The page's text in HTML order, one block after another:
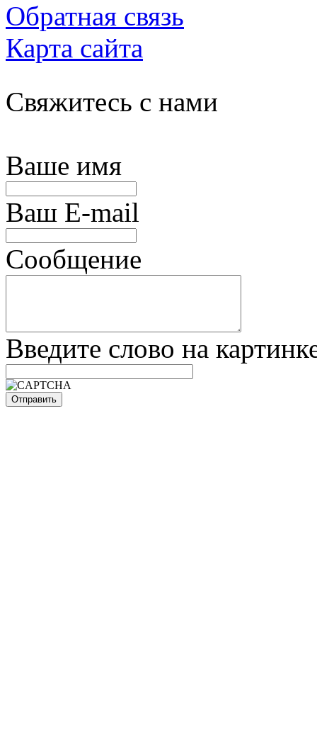
Обратная связь
Карта сайта
Свяжитесь с нами
Ваше имя
Ваш E-mail
Сообщение
Введите слово на